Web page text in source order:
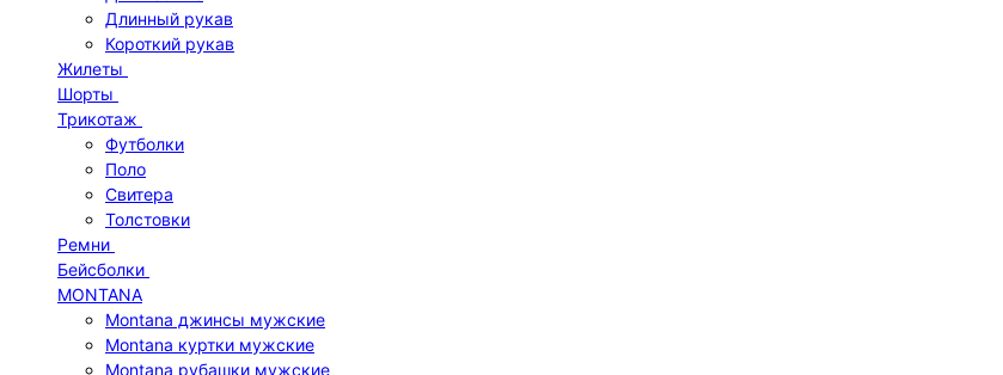
Длинный рукав
Короткий рукав
Жилеты
Шорты
Трикотаж
Футболки
Поло
Свитера
Толстовки
Ремни
Бейсболки
MONTANA
Montana джинсы мужские
Montana куртки мужские
Montana рубашки мужские